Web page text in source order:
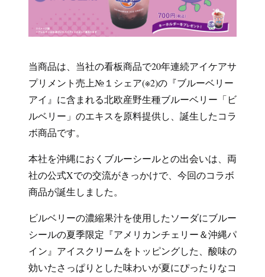
当商品は、当社の看板商品で20年連続アイケアサ
プリメント売上№１シェア(※2)の『ブルーベリー
アイ』に含まれる北欧産野生種ブルーベリー「ビ
ルベリー」のエキスを原料提供し、誕生したコラ
ボ商品です。
本社を沖縄におくブルーシールとの出会いは、両
社の公式Xでの交流がきっかけで、今回のコラボ
商品が誕生しました。
ビルベリーの濃縮果汁を使用したソーダにブルー
シールの夏季限定『アメリカンチェリー＆沖縄パ
イン』アイスクリームをトッピングした、酸味の
効いたさっぱりとした味わいが夏にぴったりなコ